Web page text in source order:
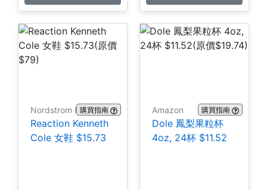
Nordstrom Rack購買指南
Reaction Kenneth
Cole 女鞋 $15.73
Amazon 購買指南
Dole 鳳梨果粒杯
4oz, 24杯 $11.52